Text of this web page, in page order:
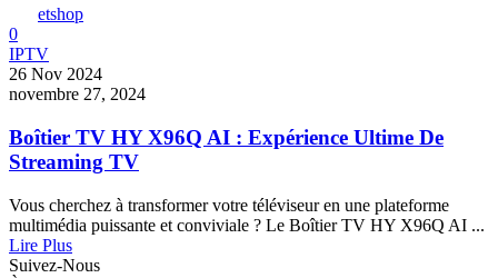
etshop
0
IPTV
26 Nov 2024
novembre 27, 2024
Boîtier TV HY X96Q AI : Expérience Ultime De
Streaming TV
Vous cherchez à transformer votre téléviseur en une plateforme
multimédia puissante et conviviale ? Le Boîtier TV HY X96Q AI ...
Lire Plus
Suivez-Nous